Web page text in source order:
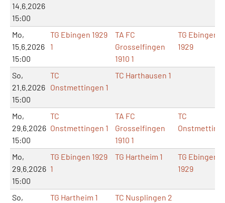
14.6.2026
15:00
Mo,
15.6.2026
15:00
TG Ebingen 1929
1
TA FC
Grosselfingen
1910 1
TG Ebingen
1929
So,
21.6.2026
15:00
TC
Onstmettingen 1
TC Harthausen 1
Mo,
29.6.2026
15:00
TC
Onstmettingen 1
TA FC
Grosselfingen
1910 1
TC
Mo,
29.6.2026
15:00
TG Ebingen 1929
1
TG Hartheim 1
TG Ebingen
1929
So,
TG Hartheim 1 TC Nusplingen 2